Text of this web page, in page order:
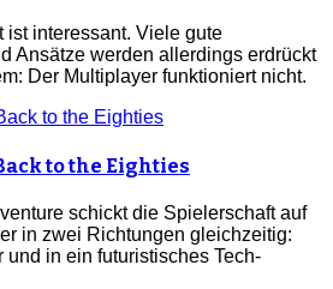
ist interessant. Viele gute
Ansätze werden allerdings erdrückt
Der Multiplayer funktioniert nicht.
to the Eighties
schickt die Spielerschaft auf
in zwei Richtungen gleichzeitig:
und in ein futuristisches Tech-